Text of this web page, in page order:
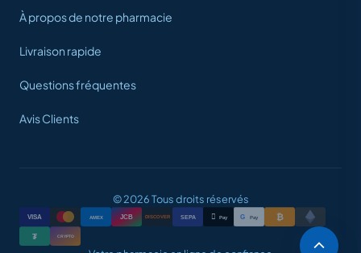
À propos de notre pharmacie
Livraison rapide
Questions fréquentes
Avis Clients
© 2026 Tous droits réservés
VISA AMEX JCB DISCOVER SEPA  Pay G Pay ₿
₮ CRYPTO